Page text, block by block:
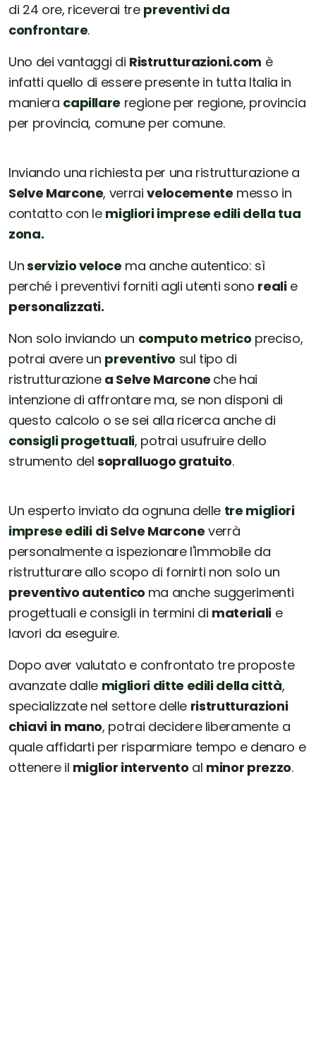
di 24 ore, riceverai tre preventivi da
confrontare.
Uno dei vantaggi di Ristrutturazioni.com è
infatti quello di essere presente in tutta Italia in
maniera capillare regione per regione, provincia
per provincia, comune per comune.
Inviando una richiesta per una ristrutturazione a
Selve Marcone, verraivelocemente messo in
contatto con le migliori imprese edili della tua
zona.
Unservizio veloce ma anche autentico: sì
perché i preventivi forniti agli utenti sono realie
personalizzati.
Non solo inviando un computo metrico preciso,
potrai avere un preventivo sul tipo di
ristrutturazione a Selve Marcone che hai
intenzione di affrontare ma, se non disponi di
questo calcolo o se sei alla ricerca anche di
consigli progettuali, potrai usufruire dello
strumento delsopralluogo gratuito.
Un esperto inviato da ognuna delle tre migliori
imprese edili di Selve Marcone verrà
personalmente a ispezionare l'immobile da
ristrutturare allo scopo di fornirti non solo un
preventivo autentico ma anche suggerimenti
progettuali e consigli in termini di materialie
lavori da eseguire.
Dopo aver valutato e confrontato tre proposte
avanzate dalle migliori ditte edili della città,
specializzate nel settore delle ristrutturazioni
chiavi in mano, potrai decidere liberamente a
quale affidarti per risparmiare tempo e denaro e
ottenere il miglior intervento al minor prezzo.